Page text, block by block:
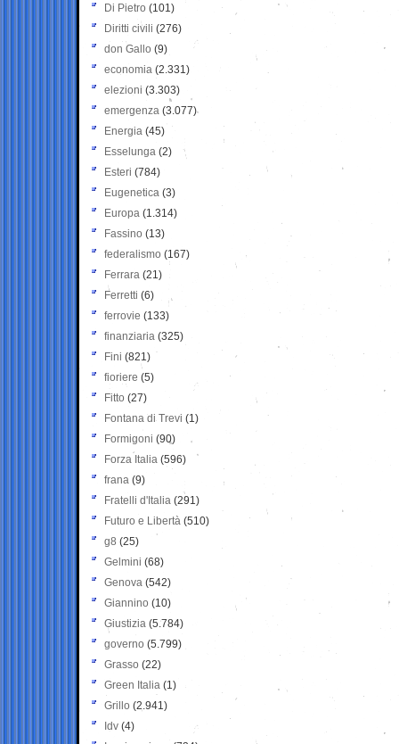
Di Pietro (101)
Diritti civili (276)
don Gallo (9)
economia (2.331)
elezioni (3.303)
emergenza (3.077)
Energia (45)
Esselunga (2)
Esteri (784)
Eugenetica (3)
Europa (1.314)
Fassino (13)
federalismo (167)
Ferrara (21)
Ferretti (6)
ferrovie (133)
finanziaria (325)
Fini (821)
fioriere (5)
Fitto (27)
Fontana di Trevi (1)
Formigoni (90)
Forza Italia (596)
frana (9)
Fratelli d'Italia (291)
Futuro e Libertà (510)
g8 (25)
Gelmini (68)
Genova (542)
Giannino (10)
Giustizia (5.784)
governo (5.799)
Grasso (22)
Green Italia (1)
Grillo (2.941)
Idv (4)